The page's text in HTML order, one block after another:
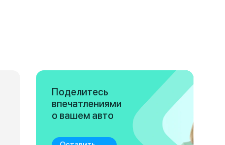
Поделитесь
впечатлениями
о вашем авто